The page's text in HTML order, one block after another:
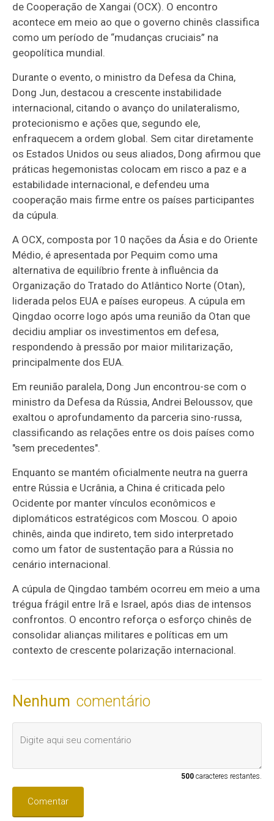
de Cooperação de Xangai (OCX). O encontro
acontece em meio ao que o governo chinês classifica
como um período de “mudanças cruciais” na
geopolítica mundial.
Durante o evento, o ministro da Defesa da China,
Dong Jun, destacou a crescente instabilidade
internacional, citando o avanço do unilateralismo,
protecionismo e ações que, segundo ele,
enfraquecem a ordem global. Sem citar diretamente
os Estados Unidos ou seus aliados, Dong afirmou que
práticas hegemonistas colocam em risco a paz e a
estabilidade internacional, e defendeu uma
cooperação mais firme entre os países participantes
da cúpula.
A OCX, composta por 10 nações da Ásia e do Oriente
Médio, é apresentada por Pequim como uma
alternativa de equilíbrio frente à influência da
Organização do Tratado do Atlântico Norte (Otan),
liderada pelos EUA e países europeus. A cúpula em
Qingdao ocorre logo após uma reunião da Otan que
decidiu ampliar os investimentos em defesa,
respondendo à pressão por maior militarização,
principalmente dos EUA.
Em reunião paralela, Dong Jun encontrou-se com o
ministro da Defesa da Rússia, Andrei Beloussov, que
exaltou o aprofundamento da parceria sino-russa,
classificando as relações entre os dois países como
"sem precedentes".
Enquanto se mantém oficialmente neutra na guerra
entre Rússia e Ucrânia, a China é criticada pelo
Ocidente por manter vínculos econômicos e
diplomáticos estratégicos com Moscou. O apoio
chinês, ainda que indireto, tem sido interpretado
como um fator de sustentação para a Rússia no
cenário internacional.
A cúpula de Qingdao também ocorreu em meio a uma
trégua frágil entre Irã e Israel, após dias de intensos
confrontos. O encontro reforça o esforço chinês de
consolidar alianças militares e políticas em um
contexto de crescente polarização internacional.
Nenhum comentário
500caracteres restantes.
Comentar